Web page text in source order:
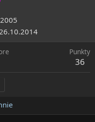
Punkty
36